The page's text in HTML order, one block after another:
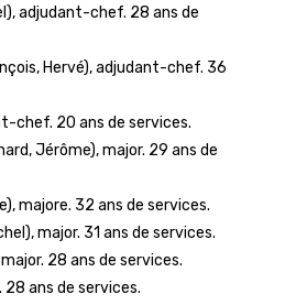
adjudant-chef. 28 ans de
Hervé), adjudant-chef. 36
chef. 20 ans de services.
Jérôme), major. 29 ans de
majore. 32 ans de services.
major. 31 ans de services.
28 ans de services.
ans de services.